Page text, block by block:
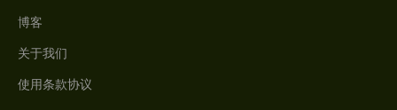
博客
关于我们
使用条款协议